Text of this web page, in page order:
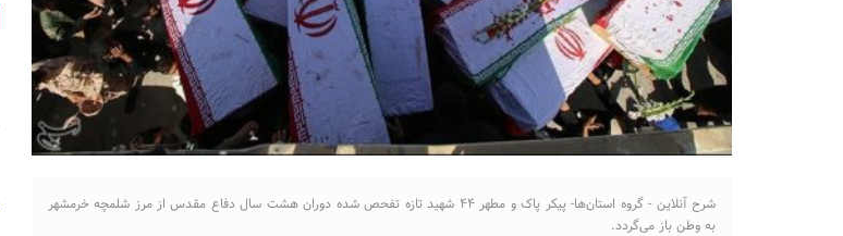
شرح آنلاین - گروه استان‌ها- پیکر پاک و مطهر ۴۴ شهید تازه تفحص شده دوران هشت سال دفاع مقدس از مرز شلمچه خرمشهر
به وطن باز می‌گردد.